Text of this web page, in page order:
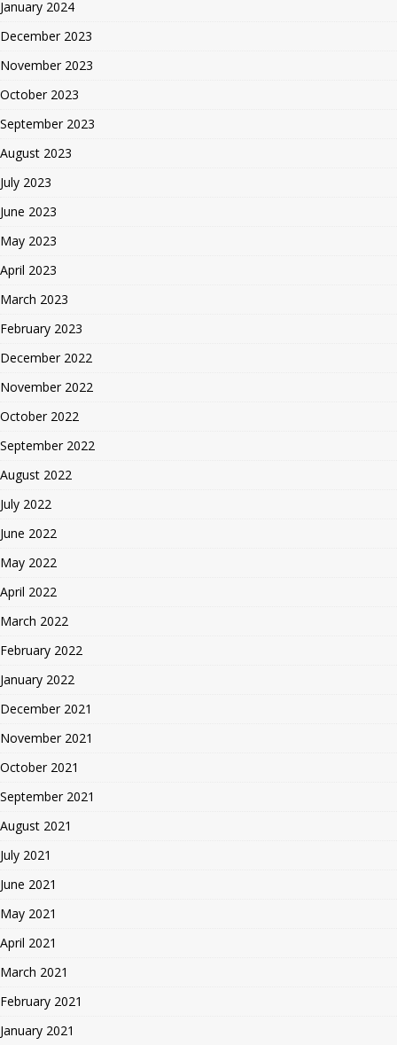
January 2024
December 2023
November 2023
October 2023
September 2023
August 2023
July 2023
June 2023
May 2023
April 2023
March 2023
February 2023
December 2022
November 2022
October 2022
September 2022
August 2022
July 2022
June 2022
May 2022
April 2022
March 2022
February 2022
January 2022
December 2021
November 2021
October 2021
September 2021
August 2021
July 2021
June 2021
May 2021
April 2021
March 2021
February 2021
January 2021